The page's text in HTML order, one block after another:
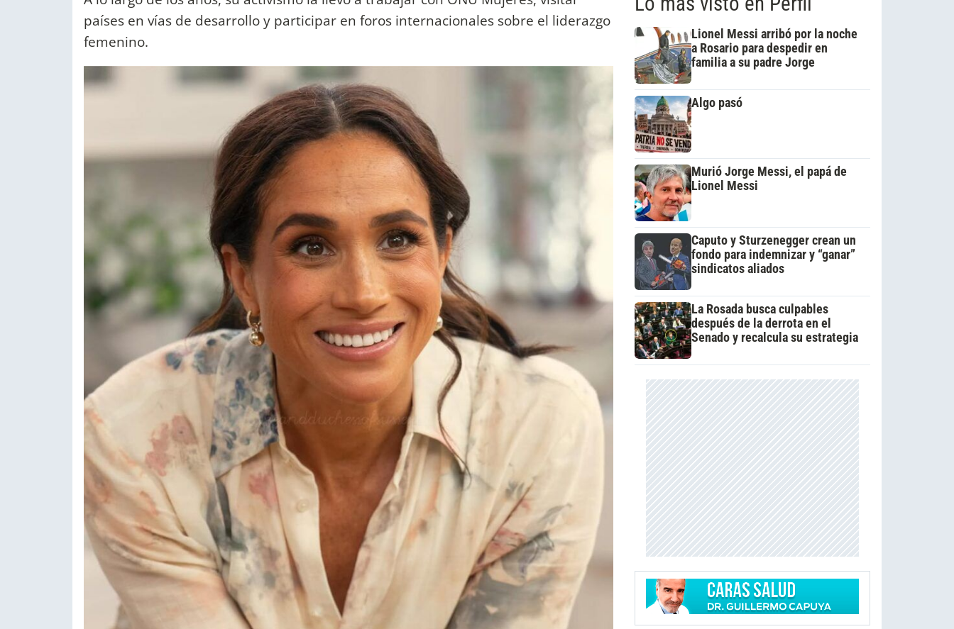
países en vías de desarrollo y participar en foros internacionales sobre el liderazgo
femenino.
Lionel Messi arribó por la noche
a Rosario para despedir en
familia a su padre Jorge
Algo pasó
Murió Jorge Messi, el papá de
Lionel Messi
Caputo y Sturzenegger crean un
fondo para indemnizar y “ganar”
sindicatos aliados
La Rosada busca culpables
después de la derrota en el
Senado y recalcula su estrategia